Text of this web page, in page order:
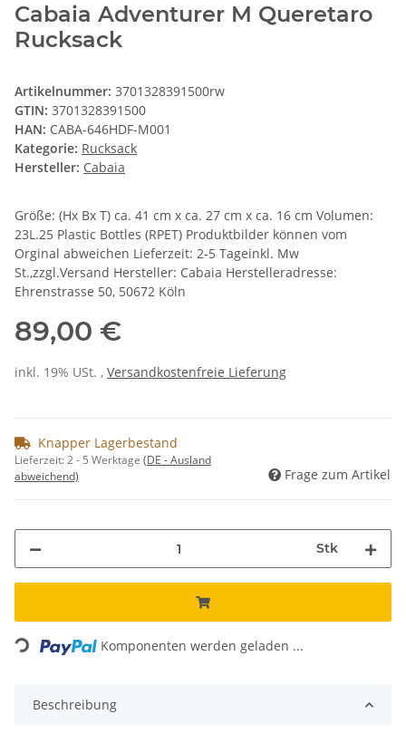
Cabaia Adventurer M Queretaro
Rucksack
Artikelnummer: 3701328391500rw
GTIN: 3701328391500
HAN: CABA-646HDF-M001
Kategorie: Rucksack
Hersteller: Cabaia
Größe: (Hx Bx T) ca. 41 cm x ca. 27 cm x ca. 16 cm Volumen:
23L.25 Plastic Bottles (RPET) Produktbilder können vom
Orginal abweichen Lieferzeit: 2-5 Tageinkl. Mw
St.,zzgl.Versand Hersteller: Cabaia Herstelleradresse:
Ehrenstrasse 50, 50672 Köln
89,00 €
inkl. 19% USt. , Versandkostenfreie Lieferung
Knapper Lagerbestand
Lieferzeit:2 - 5 Werktage (DE - Ausland
abweichend)
Frage zum Artikel
Stk
Loading... Komponenten werden geladen ...
Beschreibung